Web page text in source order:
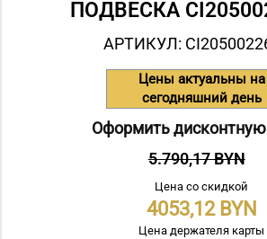
ПОДВЕСКА
АРТИКУЛ:
Цены актуальны на
сегодняшний день
Оформить дисконтную
5.790,17 BYN
Цена со скидкой
4053,12
Цена держателя карты